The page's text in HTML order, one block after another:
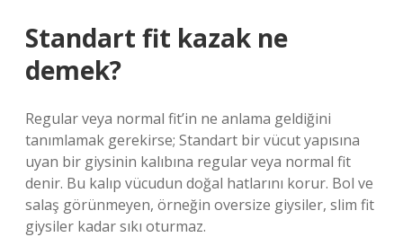
Standart fit kazak ne
demek?
Regular veya normal fit’in ne anlama geldiğini
tanımlamak gerekirse; Standart bir vücut yapısına
uyan bir giysinin kalıbına regular veya normal fit
denir. Bu kalıp vücudun doğal hatlarını korur. Bol ve
salaş görünmeyen, örneğin oversize giysiler, slim fit
giysiler kadar sıkı oturmaz.